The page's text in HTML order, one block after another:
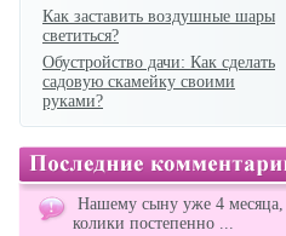
Как заставить воздушные шары
светиться?
Обустройство дачи: Как сделать
садовую скамейку своими
руками?
Нашему сыну уже 4 месяца,
колики постепенно ...